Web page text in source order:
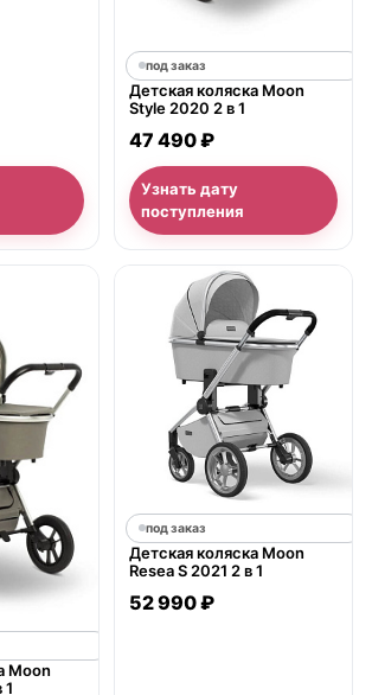
под заказ
Детская коляска Moon
Style 2020 2 в 1
47 490 ₽
Узнать дату
поступления
Moon
1
под заказ
Детская коляска Moon
Resea S 2021 2 в 1
52 990 ₽